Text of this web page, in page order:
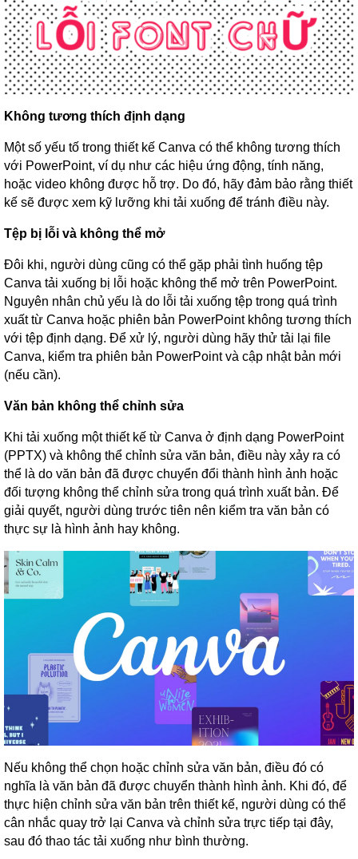
Không tương thích định dạng
Một số yếu tố trong thiết kế Canva có thể không tương thích
với PowerPoint, ví dụ như các hiệu ứng động, tính năng,
hoặc video không được hỗ trợ. Do đó, hãy đảm bảo rằng thiết
kế sẽ được xem kỹ lưỡng khi tải xuống để tránh điều này.
Tệp bị lỗi và không thể mở
Đôi khi, người dùng cũng có thể gặp phải tình huống tệp
Canva tải xuống bị lỗi hoặc không thể mở trên PowerPoint.
Nguyên nhân chủ yếu là do lỗi tải xuống tệp trong quá trình
xuất từ ​​Canva hoặc phiên bản PowerPoint không tương thích
với tệp định dạng. Để xử lý, người dùng hãy thử tải lại file
Canva, kiểm tra phiên bản PowerPoint và cập nhật bản mới
(nếu cần).
Văn bản không thể chỉnh sửa
Khi tải xuống một thiết kế từ Canva ở định dạng PowerPoint
(PPTX) và không thể chỉnh sửa văn bản, điều này xảy ra có
thể là do văn bản đã được chuyển đổi thành hình ảnh hoặc
đối tượng không thể chỉnh sửa trong quá trình xuất bản. Để
giải quyết, người dùng trước tiên nên kiểm tra văn bản có
thực sự là hình ảnh hay không.
Nếu không thể chọn hoặc chỉnh sửa văn bản, điều đó có
nghĩa là văn bản đã được chuyển thành hình ảnh. Khi đó, để
thực hiện chỉnh sửa văn bản trên thiết kế, người dùng có thể
cân nhắc quay trở lại Canva và chỉnh sửa trực tiếp tại đây,
sau đó thao tác tải xuống như bình thường.